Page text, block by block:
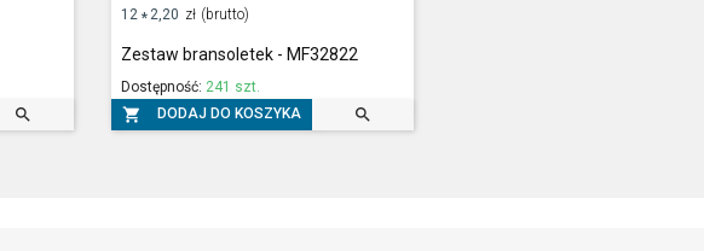

12 * 2,20 zł (brutto)
Zestaw bransoletek - MF32822
Dostępność: 241 szt.
 DODAJ DO KOSZYKA 